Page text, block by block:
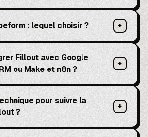
: lequel choisir ? +
Fillout avec Google
ou Make et n8n ?
+
pour suivre la
?
+